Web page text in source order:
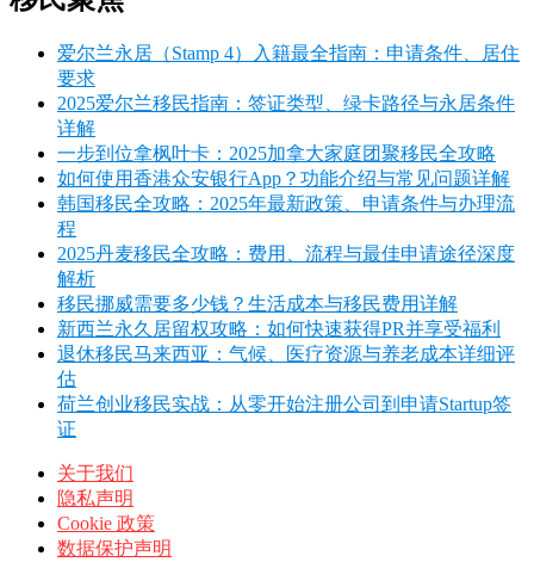
爱尔兰永居（Stamp 4）入籍最全指南：申请条件、居住
要求
2025爱尔兰移民指南：签证类型、绿卡路径与永居条件
详解
一步到位拿枫叶卡：2025加拿大家庭团聚移民全攻略
如何使用香港众安银行App？功能介绍与常见问题详解
韩国移民全攻略：2025年最新政策、申请条件与办理流
程
2025丹麦移民全攻略：费用、流程与最佳申请途径深度
解析
移民挪威需要多少钱？生活成本与移民费用详解
新西兰永久居留权攻略：如何快速获得PR并享受福利
退休移民马来西亚：气候、医疗资源与养老成本详细评
估
荷兰创业移民实战：从零开始注册公司到申请Startup签
证
关于我们
隐私声明
Cookie 政策
数据保护声明